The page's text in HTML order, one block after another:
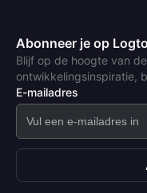
Abonneer je op
Blijf op de hoogte van
ontwikkelingsinspiratie,
E-mailadres